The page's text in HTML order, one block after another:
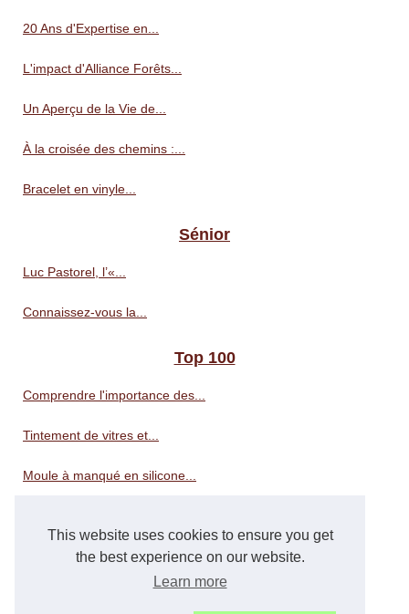
This website uses cookies to ensure you get
the best experience on our website.
Learn more
20 Ans d'Expertise en...
L'impact d'Alliance Forêts...
Un Aperçu de la Vie de...
À la croisée des chemins :...
Bracelet en vinyle...
Sénior
Luc Pastorel, l’«...
Connaissez-vous la...
Top 100
Comprendre l'importance des...
Tintement de vitres et...
Moule à manqué en silicone...
Choisir la bonne litière...